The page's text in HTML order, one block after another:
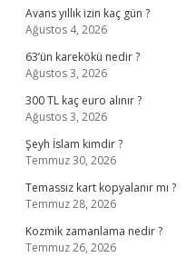
Avans yıllık izin kaç gün ?
Ağustos 4, 2026
63’ün karekökü nedir ?
Ağustos 3, 2026
300 TL kaç euro alınır ?
Ağustos 3, 2026
Şeyh İslam kimdir ?
Temmuz 30, 2026
Temassız kart kopyalanır mı ?
Temmuz 28, 2026
Kozmik zamanlama nedir ?
Temmuz 26, 2026